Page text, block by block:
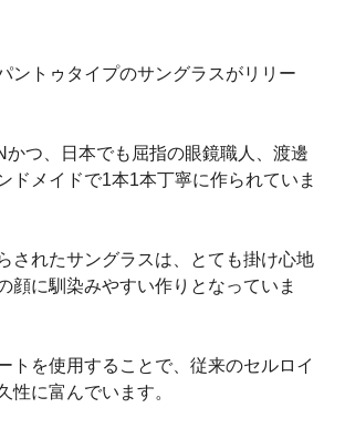
ントゥタイプのサングラスがリリー
かつ、日本でも屈指の眼鏡職人、渡邊
ドメイドで1本1本丁寧に作られていま
されたサングラスは、とても掛け心地
顔に馴染みやすい作りとなっていま
トを使用することで、従来のセルロイ
性に富んでいます。